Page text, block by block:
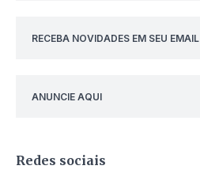
RECEBA NOVIDADES EM SEU EMAIL
ANUNCIE AQUI
Redes sociais